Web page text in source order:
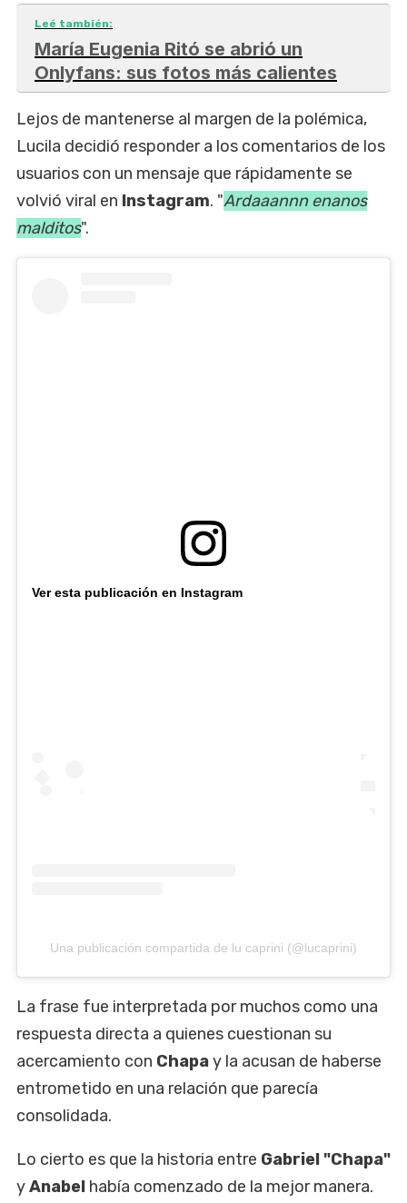
Leé también:
María Eugenia Ritó se abrió un
Onlyfans: sus fotos más calientes
Lejos de mantenerse al margen de la polémica,
Lucila decidió responder a los comentarios de los
usuarios con un mensaje que rápidamente se
volvió viral en Instagram. "Ardaaannn enanos
malditos".
Ver esta publicación en Instagram
Una publicación compartida de lu caprini (@lucaprini)
La frase fue interpretada por muchos como una
respuesta directa a quienes cuestionan su
acercamiento con Chapay la acusan de haberse
entrometido en una relación que parecía
consolidada.
Lo cierto es que la historia entre Gabriel "Chapa"
yAnabel había comenzado de la mejor manera.